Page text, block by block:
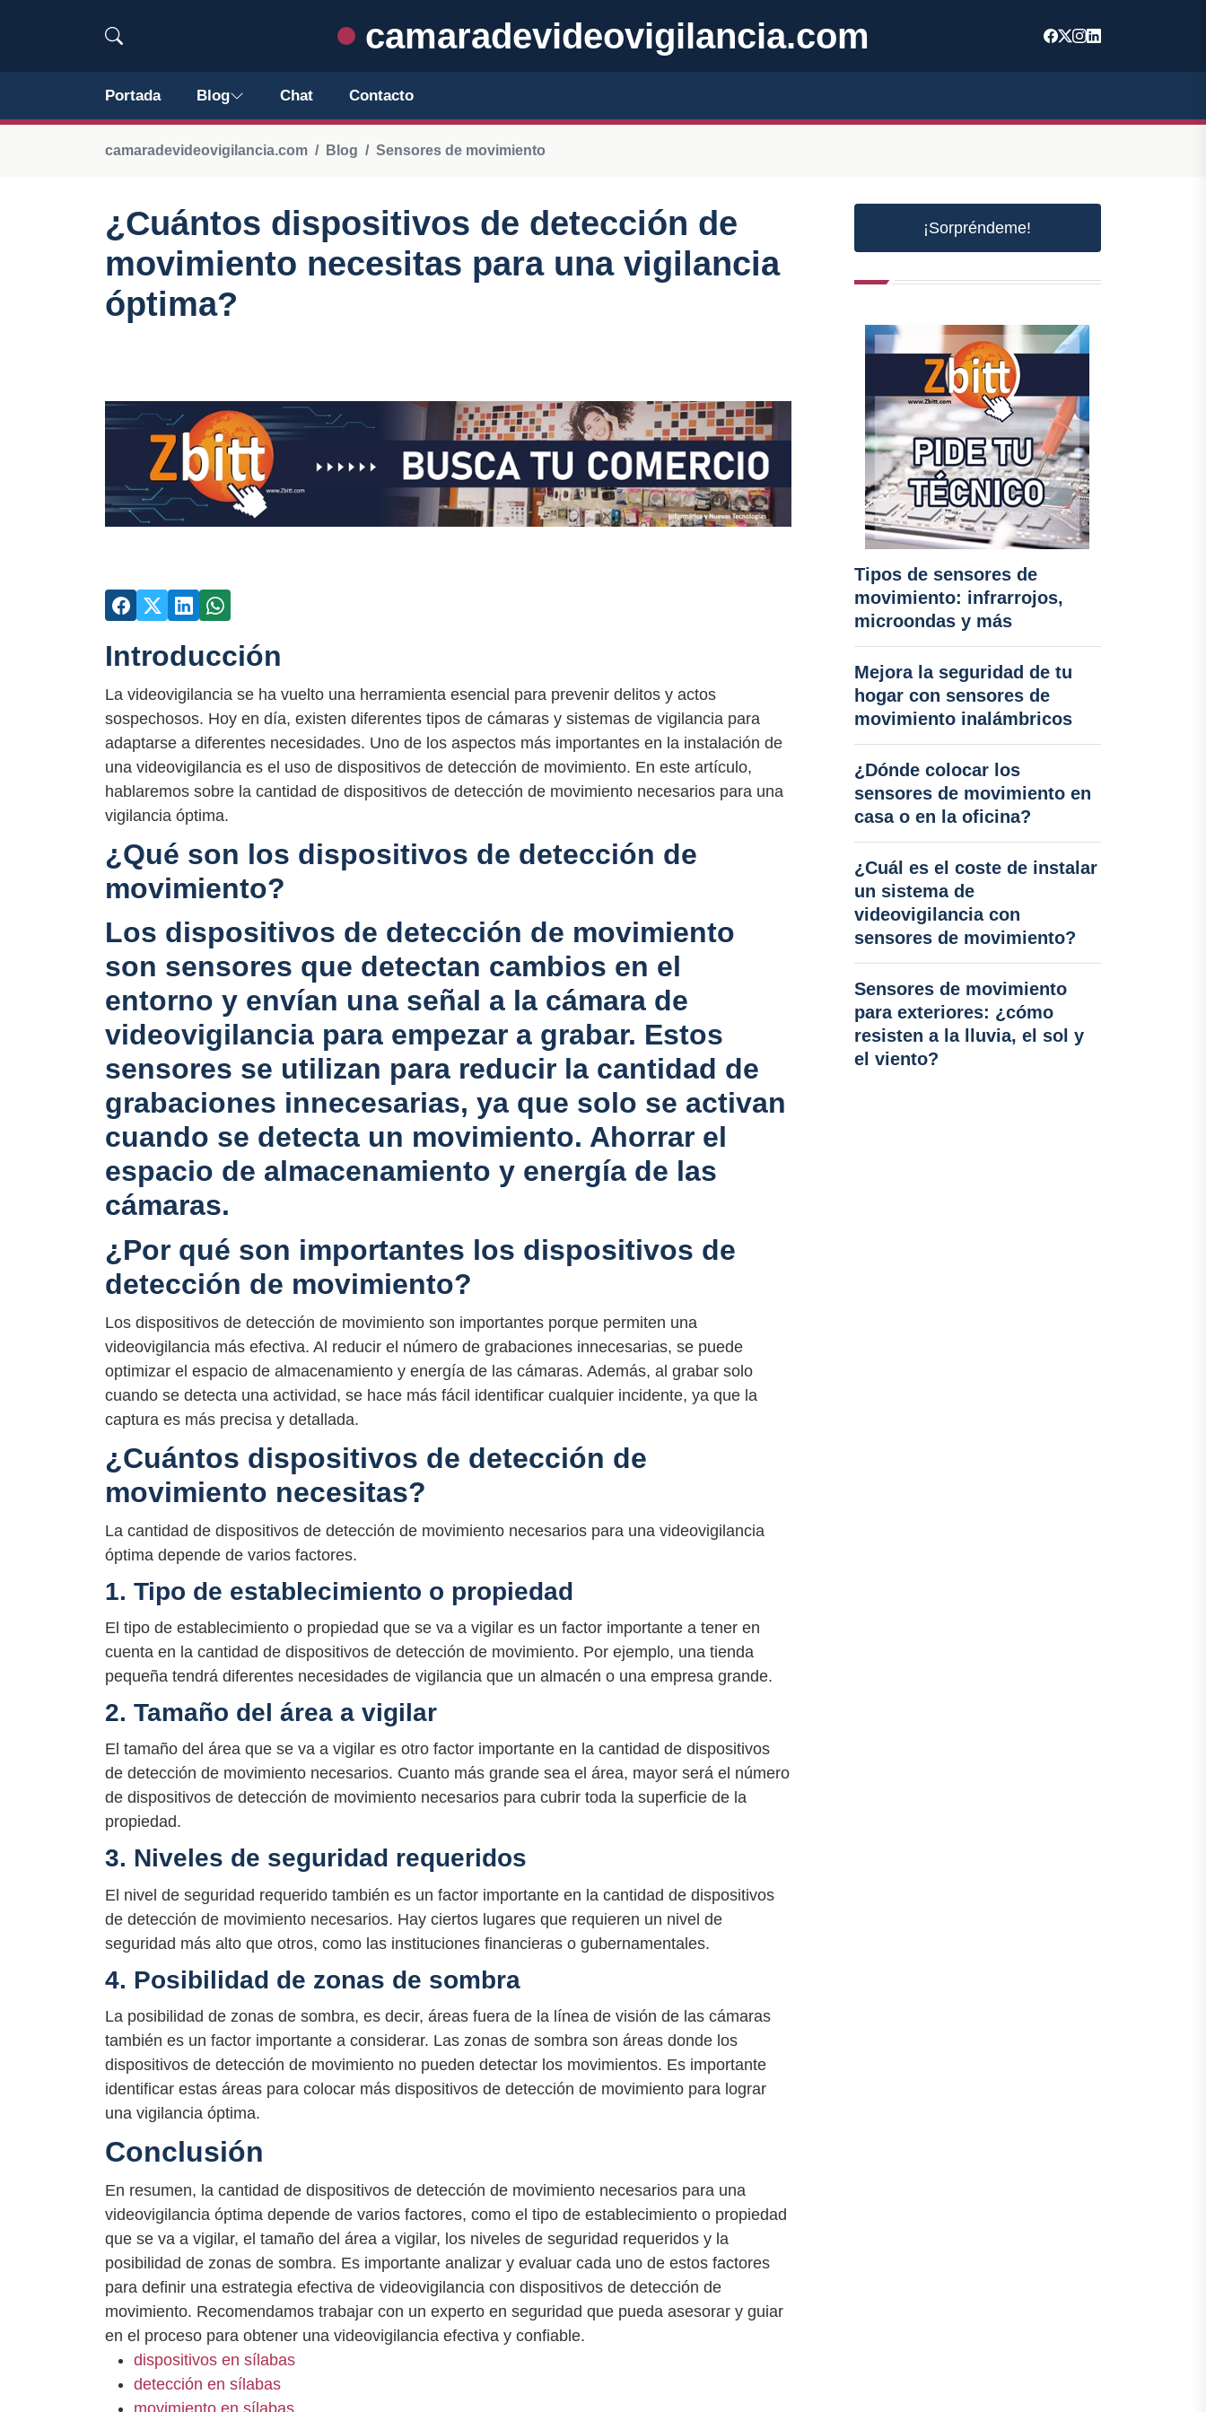
camaradevideovigilancia.com
Portada Blog Chat Contacto
camaradevideovigilancia.com Blog Sensores de movimiento
¿Cuántos dispositivos de detección de
movimiento necesitas para una vigilancia
óptima?
Introducción
La videovigilancia se ha vuelto una herramienta esencial para prevenir delitos y actos
sospechosos. Hoy en día, existen diferentes tipos de cámaras y sistemas de vigilancia para
adaptarse a diferentes necesidades. Uno de los aspectos más importantes en la instalación de
una videovigilancia es el uso de dispositivos de detección de movimiento. En este artículo,
hablaremos sobre la cantidad de dispositivos de detección de movimiento necesarios para una
vigilancia óptima.
¿Qué son los dispositivos de detección de
movimiento?
Los dispositivos de detección de movimiento
son sensores que detectan cambios en el
entorno y envían una señal a la cámara de
videovigilancia para empezar a grabar. Estos
sensores se utilizan para reducir la cantidad de
grabaciones innecesarias, ya que solo se activan
cuando se detecta un movimiento. Ahorrar el
espacio de almacenamiento y energía de las
cámaras.
¿Por qué son importantes los dispositivos de
detección de movimiento?
Los dispositivos de detección de movimiento son importantes porque permiten una
videovigilancia más efectiva. Al reducir el número de grabaciones innecesarias, se puede
optimizar el espacio de almacenamiento y energía de las cámaras. Además, al grabar solo
cuando se detecta una actividad, se hace más fácil identificar cualquier incidente, ya que la
captura es más precisa y detallada.
¿Cuántos dispositivos de detección de
movimiento necesitas?
La cantidad de dispositivos de detección de movimiento necesarios para una videovigilancia
óptima depende de varios factores.
1. Tipo de establecimiento o propiedad
El tipo de establecimiento o propiedad que se va a vigilar es un factor importante a tener en
cuenta en la cantidad de dispositivos de detección de movimiento. Por ejemplo, una tienda
pequeña tendrá diferentes necesidades de vigilancia que un almacén o una empresa grande.
2. Tamaño del área a vigilar
El tamaño del área que se va a vigilar es otro factor importante en la cantidad de dispositivos
de detección de movimiento necesarios. Cuanto más grande sea el área, mayor será el número
de dispositivos de detección de movimiento necesarios para cubrir toda la superficie de la
propiedad.
3. Niveles de seguridad requeridos
El nivel de seguridad requerido también es un factor importante en la cantidad de dispositivos
de detección de movimiento necesarios. Hay ciertos lugares que requieren un nivel de
seguridad más alto que otros, como las instituciones financieras o gubernamentales.
4. Posibilidad de zonas de sombra
La posibilidad de zonas de sombra, es decir, áreas fuera de la línea de visión de las cámaras
también es un factor importante a considerar. Las zonas de sombra son áreas donde los
dispositivos de detección de movimiento no pueden detectar los movimientos. Es importante
identificar estas áreas para colocar más dispositivos de detección de movimiento para lograr
una vigilancia óptima.
Conclusión
En resumen, la cantidad de dispositivos de detección de movimiento necesarios para una
videovigilancia óptima depende de varios factores, como el tipo de establecimiento o propiedad
que se va a vigilar, el tamaño del área a vigilar, los niveles de seguridad requeridos y la
posibilidad de zonas de sombra. Es importante analizar y evaluar cada uno de estos factores
para definir una estrategia efectiva de videovigilancia con dispositivos de detección de
movimiento. Recomendamos trabajar con un experto en seguridad que pueda asesorar y guiar
en el proceso para obtener una videovigilancia efectiva y confiable.
dispositivos en sílabas
detección en sílabas
movimiento en sílabas
¡Sorpréndeme!
Tipos de sensores de
movimiento: infrarrojos,
microondas y más
Mejora la seguridad de tu
hogar con sensores de
movimiento inalámbricos
¿Dónde colocar los
sensores de movimiento en
casa o en la oficina?
¿Cuál es el coste de instalar
un sistema de
videovigilancia con
sensores de movimiento?
Sensores de movimiento
para exteriores: ¿cómo
resisten a la lluvia, el sol y
el viento?